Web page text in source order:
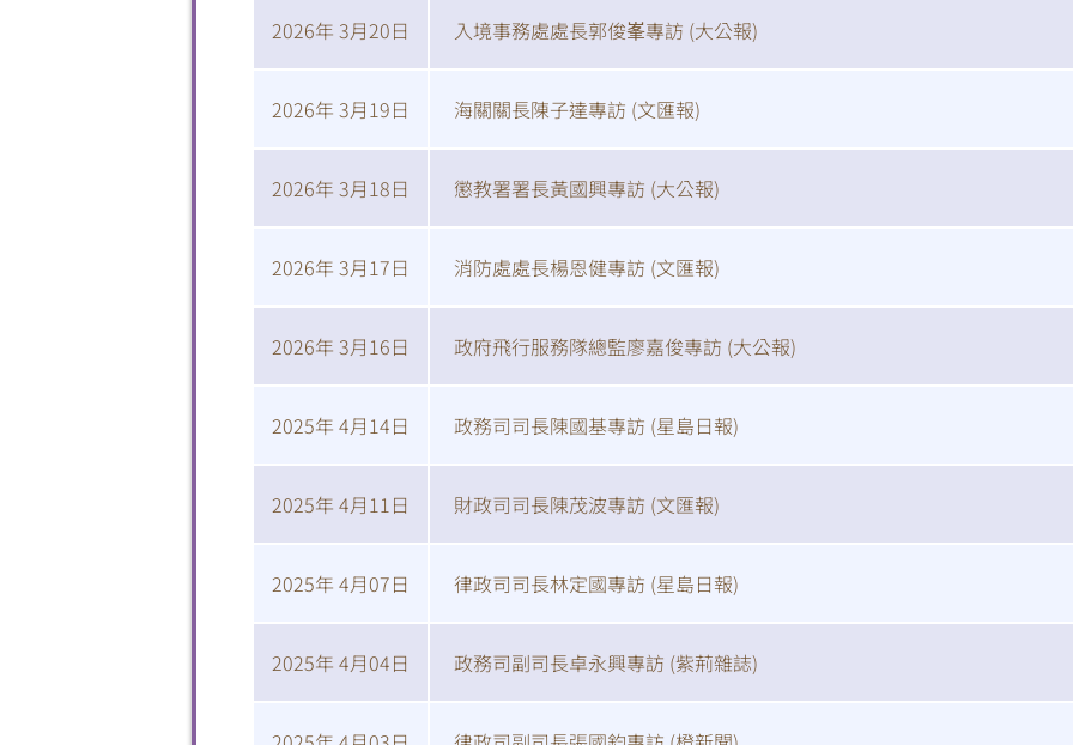
2026年 3月20日 入境事務處處長郭俊峯專訪 (大公報)
2026年 3月19日 海關關長陳子達專訪 (文匯報)
2026年 3月18日 懲教署署長黃國興專訪 (大公報)
2026年 3月17日 消防處處長楊恩健專訪 (文匯報)
2026年 3月16日 政府飛行服務隊總監廖嘉俊專訪 (大公報)
2025年 4月14日 政務司司長陳國基專訪 (星島日報)
2025年 4月11日 財政司司長陳茂波專訪 (文匯報)
2025年 4月07日 律政司司長林定國專訪 (星島日報)
2025年 4月04日 政務司副司長卓永興專訪 (紫荊雜誌)
掃一掃關注我們的社交媒體，緊貼最新資訊！
微
信 博 紅書